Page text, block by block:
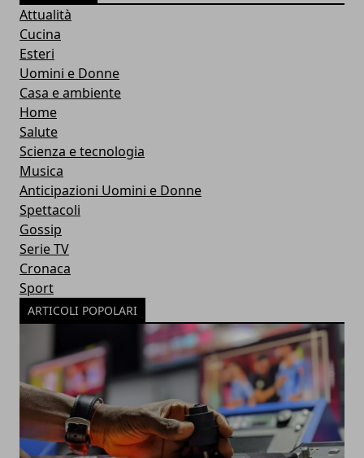
Attualità
Cucina
Esteri
Uomini e Donne
Casa e ambiente
Home
Salute
Scienza e tecnologia
Musica
Anticipazioni Uomini e Donne
Spettacoli
Gossip
Serie TV
Cronaca
Sport
ARTICOLI POPOLARI